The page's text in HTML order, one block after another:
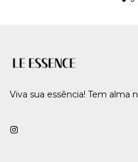
Viva sua essência! Tem alma